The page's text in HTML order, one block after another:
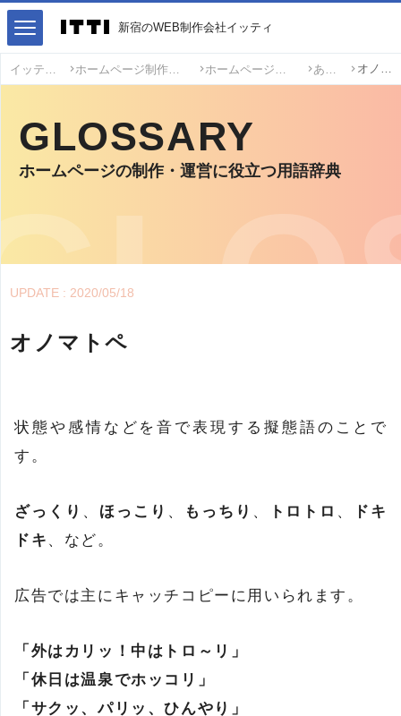
イッティ ホームページ制作・運営用語 ホームページ制作用語 あ オノマトペ
GLOSSARY
ホームページの制作・運営に役立つ用語辞典
UPDATE : 2020/05/18
オノマトペ
状態や感情などを音で表現する擬態語のことで
す。
ざっくり 、 ほっこり 、 もっちり 、 トロトロ 、
ドキ
ドキ 、など。
広告では主にキャッチコピーに用いられます。
「外はカリッ！中はトロ～リ」
「休日は温泉でホッコリ」
「サクッ、パリッ、ひんやり」
新宿のWEB制作会社イッティ